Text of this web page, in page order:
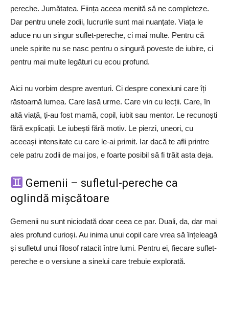
pereche. Jumătatea. Ființa aceea menită să ne completeze.
Dar pentru unele zodii, lucrurile sunt mai nuanțate. Viața le
aduce nu un singur suflet-pereche, ci mai multe. Pentru că
unele spirite nu se nasc pentru o singură poveste de iubire, ci
pentru mai multe legături cu ecou profund.
Aici nu vorbim despre aventuri. Ci despre conexiuni care îți
răstoarnă lumea. Care lasă urme. Care vin cu lecții. Care, în
altă viață, ți-au fost mamă, copil, iubit sau mentor. Le recunoști
fără explicații. Le iubești fără motiv. Le pierzi, uneori, cu
aceeași intensitate cu care le-ai primit. Iar dacă te afli printre
cele patru zodii de mai jos, e foarte posibil să fi trăit asta deja.
Gemenii – sufletul-pereche ca
oglindă mișcătoare
Gemenii nu sunt niciodată doar ceea ce par. Duali, da, dar mai
ales profund curioși. Au inima unui copil care vrea să înțeleagă
și sufletul unui filosof ratacit între lumi. Pentru ei, fiecare suflet-
pereche e o versiune a sinelui care trebuie explorată.